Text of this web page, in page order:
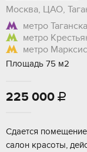
Москва, ЦАО,
метро
метро
метро
Площадь 75 м2
225 000 
Сдается
салон красоты,